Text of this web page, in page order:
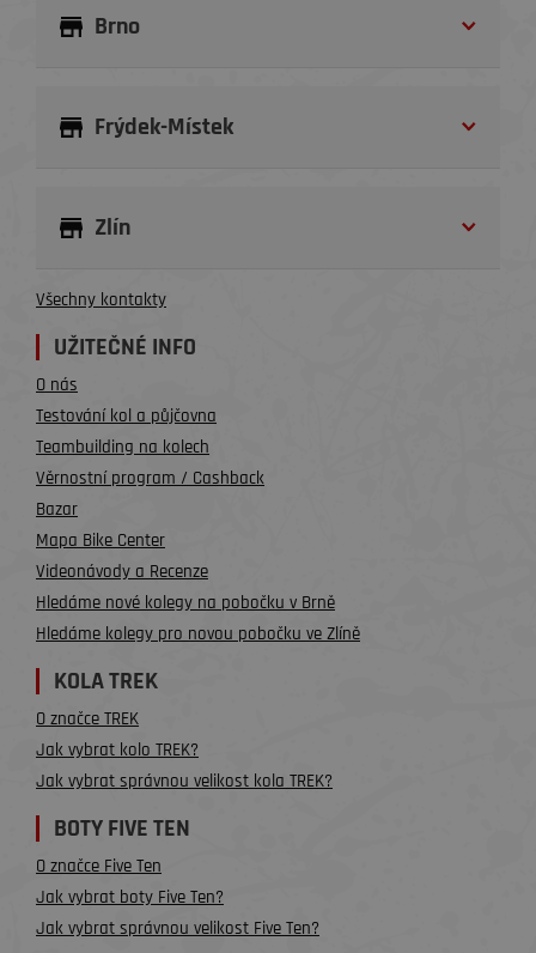
Brno
Frýdek-Místek
Zlín
Všechny kontakty
UŽITEČNÉ INFO
O nás
Testování kol a půjčovna
Teambuilding na kolech
Věrnostní program / Cashback
Bazar
Mapa Bike Center
Videonávody a Recenze
Hledáme nové kolegy na pobočku v Brně
Hledáme kolegy pro novou pobočku ve Zlíně
KOLA TREK
O značce TREK
Jak vybrat kolo TREK?
Jak vybrat správnou velikost kola TREK?
BOTY FIVE TEN
O značce Five Ten
Jak vybrat boty Five Ten?
Jak vybrat správnou velikost Five Ten?